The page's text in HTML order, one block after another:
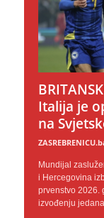
Italija je
na
Mundijal
i Hercegovina
prvenstvo 2026.
izvođenju